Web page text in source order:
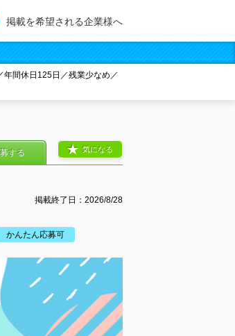
掲載を希望される企業様へ
間休日125日／残業少なめ／
掲載終了日： 2026/8/28
かんたん応募可
気になる
する